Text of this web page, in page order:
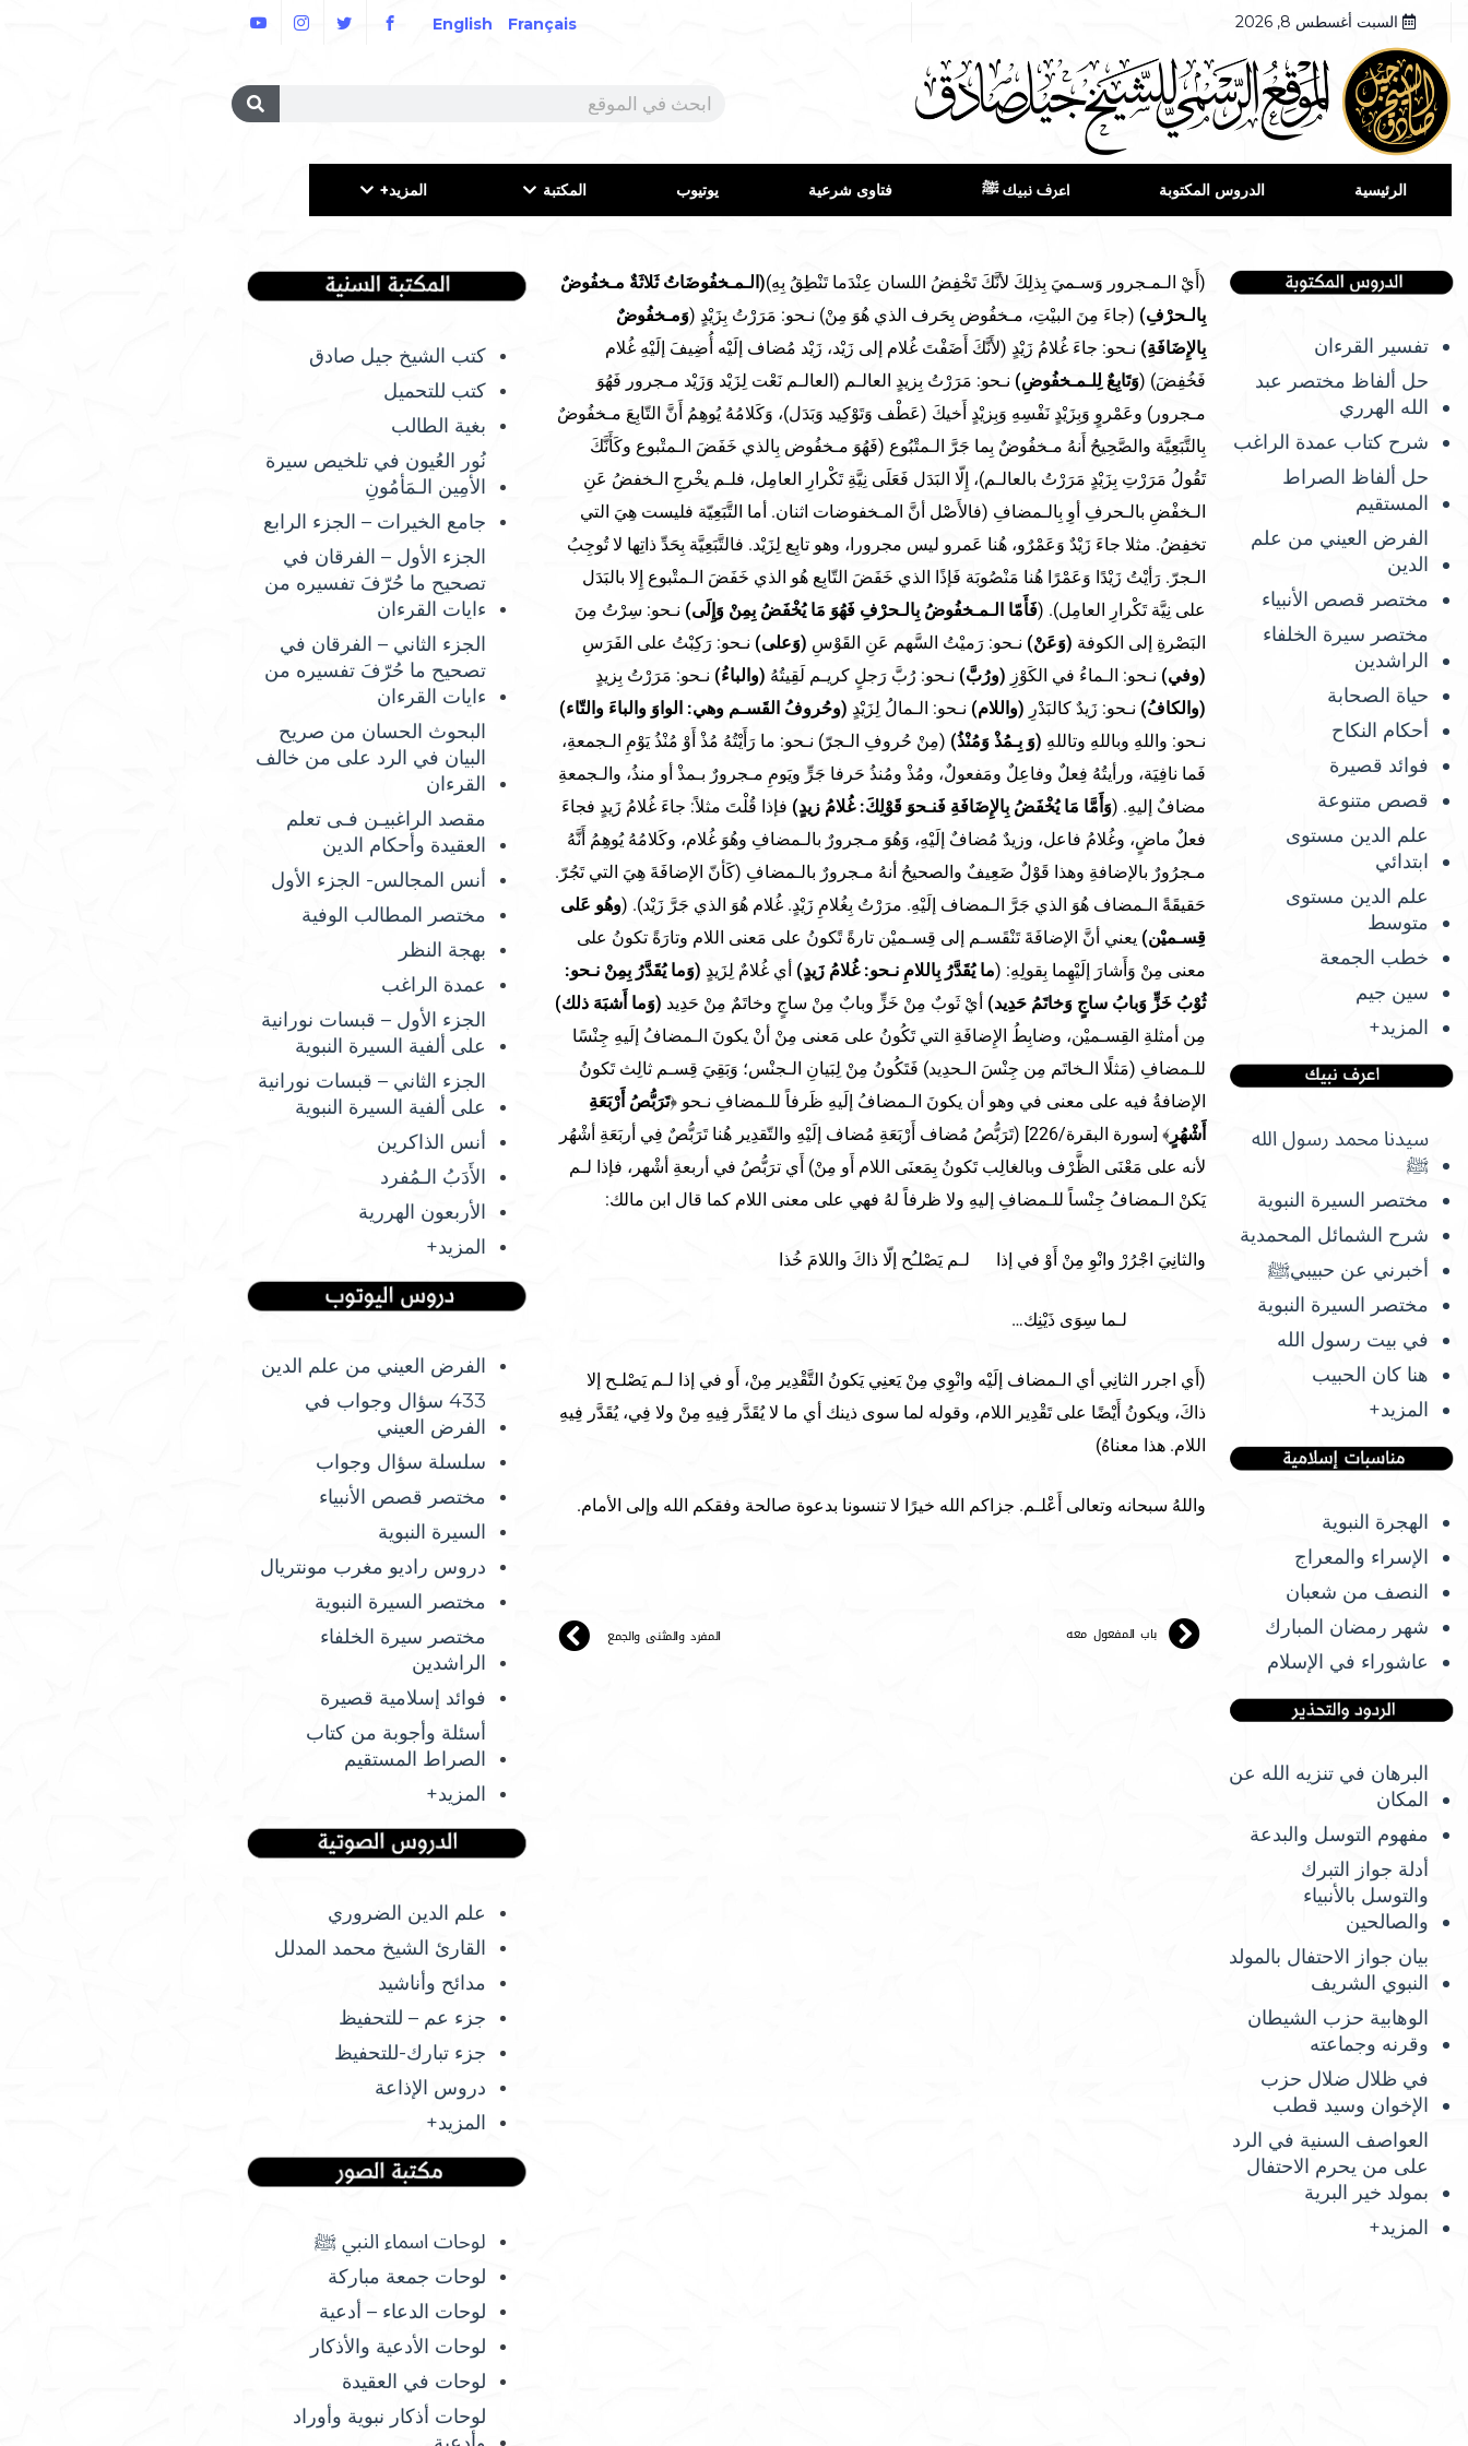
السبت أغسطس 8, 2026 Français
English
الرئيسية الدروس المكتوبة اعرف نبيك ﷺ فتاوى شرعية يوتيوب المكتبة المزيد+
تفسير القرءان
حل ألفاظ مختصر عبد
الله الهرري
شرح كتاب عمدة الراغب
حل ألفاظ الصراط
المستقيم
الفرض العيني من علم
الدين
مختصر قصص الأنبياء
مختصر سيرة الخلفاء
الراشدين
حياة الصحابة
أحكام النكاح
فوائد قصيرة
قصص متنوعة
علم الدين مستوى
ابتدائي
علم الدين مستوى
متوسط
خطب الجمعة
سين جيم
المزيد+
سيدنا محمد رسول الله
ﷺ
مختصر السيرة النبوية
شرح الشمائل المحمدية
أخبرني عن حبيبيﷺ
مختصر السيرة النبوية
في بيت رسول الله
هنا كان الحبيب
المزيد+
الهجرة النبوية
الإسراء والمعراج
النصف من شعبان
شهر رمضان المبارك
عاشوراء في الإسلام
البرهان في تنزيه الله عن
المكان
مفهوم التوسل والبدعة
أدلة جواز التبرك
والتوسل بالأنبياء
والصالحين
بيان جواز الاحتفال بالمولد
النبوي الشريف
الوهابية حزب الشيطان
وقرنه وجماعته
في ظلال ضلال حزب
الإخوان وسيد قطب
العواصف السنية في الرد
على من يحرم الاحتفال
بمولد خير البرية
المزيد+
(أَيْ الـمـجرور وَسـميَ بِذلِكَ لأنَّكَ تَخْفِضُ اللسان عِنْدَما تَنْطِقُ بِهِ)(الـمـخفُوضَاتُ ثَلاثَةٌ مـخفُوضٌ
بِالـحرْفِ) (جاءَ مِنَ البيْتِ، مـخفُوض بِحَرف الذي هُوَ مِنْ) نـحو: مَرَرْتُ بِزَيْدٍ (وَمـخفُوضٌ
بِالإِضَافَةِ) نـحو: جاءَ غُلامُ زَيْدٍ (لأَنَّكَ أَضَفْتَ غُلام إلى زَيْد، زَيْد مُضاف إلَيْه أُضِيفَ إلَيْهِ غُلام
فَخُفِضَ) (وَتَابِعٌ لِلـمـخفُوضِ) نـحو: مَرَرْتُ بِزيدٍ العالـم (العالـم نَعْت لِزَيْد وَزَيْد مـجرور فَهُوَ
مـجرور) وعَمْروٍ وَبِزَيْدٍ نَفْسِهِ وَبِزيْدٍ أَخيكَ (عَطْف وَتَوْكِيد وَبَدَل)، وَكَلامُهُ يُوهِمُ أَنَّ التّابِعَ مـخفُوضٌ
بِالتَّبَعِيَّة والصَّحِيحُ أَنهُ مـخفُوضٌ بِما جَرَّ الـمتْبُوع (فَهُوَ مـخفُوض بِالذي خَفَضَ الـمتْبوع وكَأَنَّكَ
تَقُولُ مَرَرْتِ بِزَيْدٍ مَرَرْتُ بالعالـم)، إِلّا البَدَل فَعَلَى نِيَّةِ تَكْرارِ العامِل، فلـم يخْرجِ الـخفضُ عَنِ
الـخفْضِ بالـحرفِ أوِ بِالـمضافِ (فالأَصْل أنَّ المـخفوضات اثنان. أما التَّبَعِيّة فليست هِيَ التي
تخفِضُ. مثلا جاءَ زَيْدٌ وَعَمْرٌو، هُنا عَمرو ليس مجرورا، وهو تابِع لِزَيْد. فالتَّبَعِيَّة بِحَدِّ ذاتِها لا تُوجِبُ
الـجرّ. رَأيْتُ زَيْدًا وَعَمْرًا هُنا مَنْصُوبَة فَإذًا الذي خَفَضَ التّابِع هُو الذي خَفَضَ الـمتْبوع إِلا بالبَدَل
على نِيَّة تَكْرارِ العامِل). (فَأَمّا الـمـخفُوضُ بِالـحرْفِ فَهُوَ مَا يُخْفَضُ بِمِنْ وَإِلَى) نـحو: سِرْتُ مِنَ
البَصْرةِ إلى الكوفة (وَعَنْ) نـحو: رَميْتُ السَّهم عَنِ القَوْسِ (وَعلى) نـحو: رَكِبْتُ على الفَرَسِ
(وفي) نـحو: الـماءُ في الكَوْزِ (ورُبَّ) نـحو: رُبَّ رَجلٍ كريـم لَقِيتُهُ (والباءُ) نـحو: مَرَرْتُ بِزيدٍ
(والكافُ) نـحو: زَيدٌ كالبَدْرِ (واللام) نـحو: الـمالُ لِزَيْدٍ (وحُروفُ القَسـم وهي: الواوَ والباءَ والتّاء)
نـحو: واللهِ وباللهِ وتاللهِ (وَ بِـمُذْ وَمُنْذُ) (مِنْ حُروفِ الـجرّ) نـحو: ما رَأَيْتُهُ مُذْ أَوْ مُنْذُ يَوْمِ الـجمعةِ،
فَما نافِيَة، ورأيتُهُ فِعلٌ وفاعِلٌ ومَفعولٌ، ومُذْ ومُنذُ حَرفا جَرٍّ ويَومِ مـجرورٌ بـمذْ أو منذُ، والـجمعةِ
مضافٌ إليهِ. (وَأَمَّا مَا يُخْفَضُ بِالإِضَافَةِ فَنـحوَ قَوْلِكَ: غُلامُ زيدٍ) فإذا قُلْتَ مثلاً: جاءَ غُلامُ زَيدٍ فجاءَ
فعلٌ ماضٍ، وغُلامُ فاعل، وزيدٌ مُضافٌ إلَيْهِ، وَهُوَ مـجرورٌ بالـمضافِ وهُوَ غُلام، وكَلامُهُ يُوهِمُ أَنَّهُ
مـجرُورٌ بالإضافةِ وهذا قَوْلٌ ضَعِيفٌ والصحيحُ أنهُ مـجرورٌ بالـمضافِ (كَأنّ الإضافَةَ هِيَ التي تَجُرّ.
حَقيقَةً الـمضاف هُوَ الذي جَرَّ الـمضاف إلَيْهِ. مرَرْتُ بِغُلامِ زَيْدٍ. غُلام هُوَ الذي جَرَّ زَيْد). (وهُو عَلى
قِسـميْن) يعني أنَّ الإضافَةَ تَنْقَسـم إلى قِسـميْن تارةً تًكونُ على مَعنى اللام وتارَةً تكونُ على
معنى مِنْ وَأَشارَ إلَيْهِما بِقولِهِ: (ما يُقَدَّرُ بِاللامِ نـحو: غُلامُ زَيدٍ) أي غُلامٌ لِزَيدٍ (وَما يُقَدَّرُ بِمِنْ نـحو:
ثُوْبُ خَزٍّ وَبابُ ساجٍ وَخاتَمُ حَدِيد) أيْ ثَوبٌ مِنْ خَزٍّ وبابٌ مِنْ ساجٍ وخاتَمٌ مِنْ حَدِيد (وَما أَشبَهَ ذلك)
مِن أمثلةِ القِسـميْن، وضابِطُ الإِضافَةِ التي تَكُونُ على مَعنى مِنْ أنْ يكونَ الـمضافُ إلَيهِ جِنْسًا
للـمضافِ (مَثلًا الـخاتَم مِن جِنْسَ الـحدِيد) فَتَكُونُ مِنْ لِبَيانِ الـجنْس؛ وَبَقِيَ قِسـم ثالِث تَكونُ
الإضافةُ فيه على معنى في وهو أن يكونَ الـمضافُ إلَيهِ ظَرفاً للـمضافِ نـحو ﴿تَرَبُّصُ أَرْبَعَةِ
أَشْهُرٍ
﴾ [سورة البقرة/226] (تَرَبُّصُ مُضاف أَرْبَعَةِ مُضاف إلَيْهِ والتّقدِير هُنا تَرَبُّصٌ فِي أربَعَةِ أشْهُر
لأنه على مَعْنَى الظَّرْف وبالغالِب تَكونُ بِمَعنَى اللام أَو مِنْ) أَي ترَبُّصُ في أربعةِ أشْهر، فإذا لـم
يَكنْ الـمضافُ جِنْساً للـمضافِ إليهِ ولا ظرفاً لهُ فهي على معنى اللام كما قال ابن مالك:
والثانِيَ اجْرُرْ وانْوِ مِنْ أَوْ في إذا لـم يَصْلـُح إلّا ذاكَ واللامَ خُذا
لـما سِوَى ذَيْنِك…
(أَي اجرر الثانِي أي الـمضاف إلَيْه وانْوِي مِنْ يَعنِي يَكونُ التَّقْدِير مِنْ، أَو في إذا لـم يَصْلـح إلا
ذاكَ، ويكونُ أَيْضًا على تَقْدِير اللام، وقوله لما سوى ذينك أي ما لا يُقَدَّر فِيهِ مِنْ ولا فِي، يُقَدَّر فِيهِ
اللام. هذا معناهُ)
واللهُ سبحانه وتعالى أَعْلـم. جزاكم الله خيرًا لا تنسونا بدعوة صالحة وفقكم الله وإلى الأمام.
باب المفعول معه المفرد والمثنى والجمع
كتب الشيخ جيل صادق
كتب للتحميل
بغية الطالب
نُور العُيون في تلخيص سيرة
الأمِين الـمَأمُونِ
جامع الخيرات – الجزء الرابع
الجزء الأول – الفرقان في
تصحيح ما حُرّفَ تفسيره من
ءايات القرءان
الجزء الثاني – الفرقان في
تصحيح ما حُرّفَ تفسيره من
ءايات القرءان
البحوث الحسان من صريح
البيان في الرد على من خالف
القرءان
مقصد الراغبيـن فـى تعلم
العقيدة وأحكام الدين
أنس المجالس- الجزء الأول
مختصر المطالب الوفية
بهجة النظر
عمدة الراغب
الجزء الأول – قبسات نورانية
على ألفية السيرة النبوية
الجزء الثاني – قبسات نورانية
على ألفية السيرة النبوية
أنس الذاكرين
الأَدَبُ الـمُفرد
الأربعون الهررية
المزيد+
الفرض العيني من علم الدين
433 سؤال وجواب في
الفرض العيني
سلسلة سؤال وجواب
مختصر قصص الأنبياء
السيرة النبوية
دروس راديو مغرب مونتريال
مختصر السيرة النبوية
مختصر سيرة الخلفاء
الراشدين
فوائد إسلامية قصيرة
أسئلة وأجوبة من كتاب
الصراط المستقيم
المزيد+
علم الدين الضروري
القارئ الشيخ محمد المدلل
مدائح وأناشيد
جزء عم – للتحفيظ
جزء تبارك-للتحفيظ
دروس الإذاعة
المزيد+
لوحات اسماء النبي ﷺ
لوحات جمعة مباركة
لوحات الدعاء – أدعية
لوحات الأدعية والأذكار
لوحات في العقيدة
لوحات أذكار نبوية وأوراد